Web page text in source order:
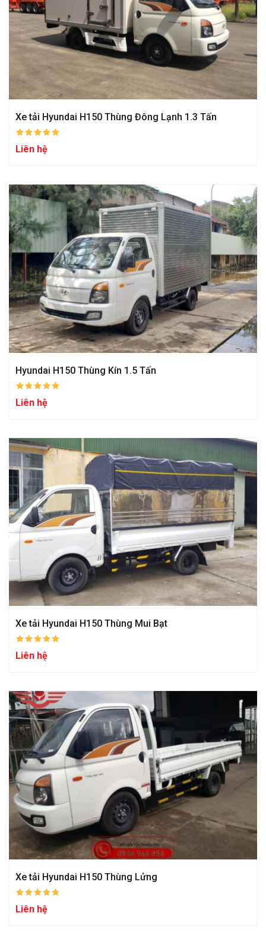
Xe tải Hyundai H150 Thùng Đông Lạnh 1.3 Tấn
Liên hệ
Hyundai H150 Thùng Kín 1.5 Tấn
Liên hệ
Xe tải Hyundai H150 Thùng Mui Bạt
Liên hệ
Xe tải Hyundai H150 Thùng Lửng
Liên hệ